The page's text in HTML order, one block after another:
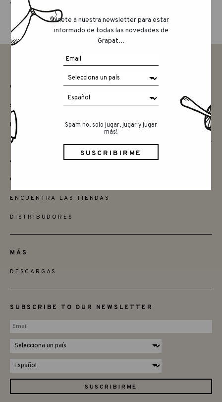
THE ANIMAL CREW
Únete a nuestra newsletter para estar
informado de todas las novedades de
Grapat...
Spam no, solo jugar, jugar y jugar
más!
CONTACTAR
SAY HELLO
INSTAGRAM
AMIGOS
QUIERES SER MINORISTA
ENCUENTRA LAS TIENDAS
DISTRIBUDORES
MÁS
DESCARGAS
SUBSCRIBE TO OUR NEWSLETTER